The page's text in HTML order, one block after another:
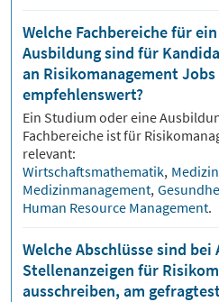
Welche Fachbereiche für
Ausbildung sind für
an Risikomanagement
empfehlenswert?
Ein Studium oder eine
Fachbereiche ist für
relevant:
Wirtschaftsmathematik,
Medizinmanagement,
Human Resource Management.
Welche Abschlüsse sind
Stellenanzeigen für
ausschreiben, am